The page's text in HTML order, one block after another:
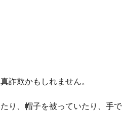
詐欺かもしれません。
り、帽子を被っていたり、手